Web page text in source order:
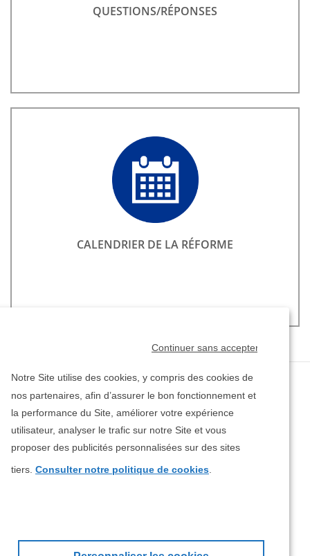
QUESTIONS/RÉPONSES
CALENDRIER DE LA RÉFORME
Nos offres
Continuer sans accepter
Notre Site utilise des cookies, y compris des cookies de
nos partenaires, afin d’assurer le bon fonctionnement et
la performance du Site, améliorer votre expérience
utilisateur, analyser le trafic sur notre Site et vous
proposer des publicités personnalisées sur des sites
tiers. Consulter notre politique de cookies.
"GESTION DES COOKIES" en bas de page du Site. Vos